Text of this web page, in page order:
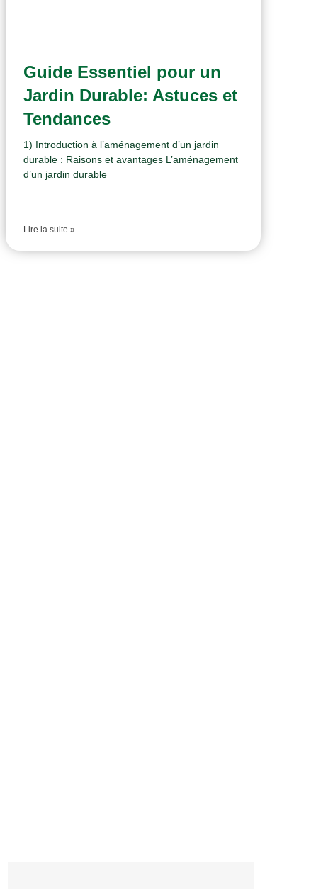
Guide Essentiel pour un
Jardin Durable: Astuces et
Tendances
1) Introduction à l’aménagement d’un jardin
durable : Raisons et avantages L’aménagement
d’un jardin durable
Lire la suite »